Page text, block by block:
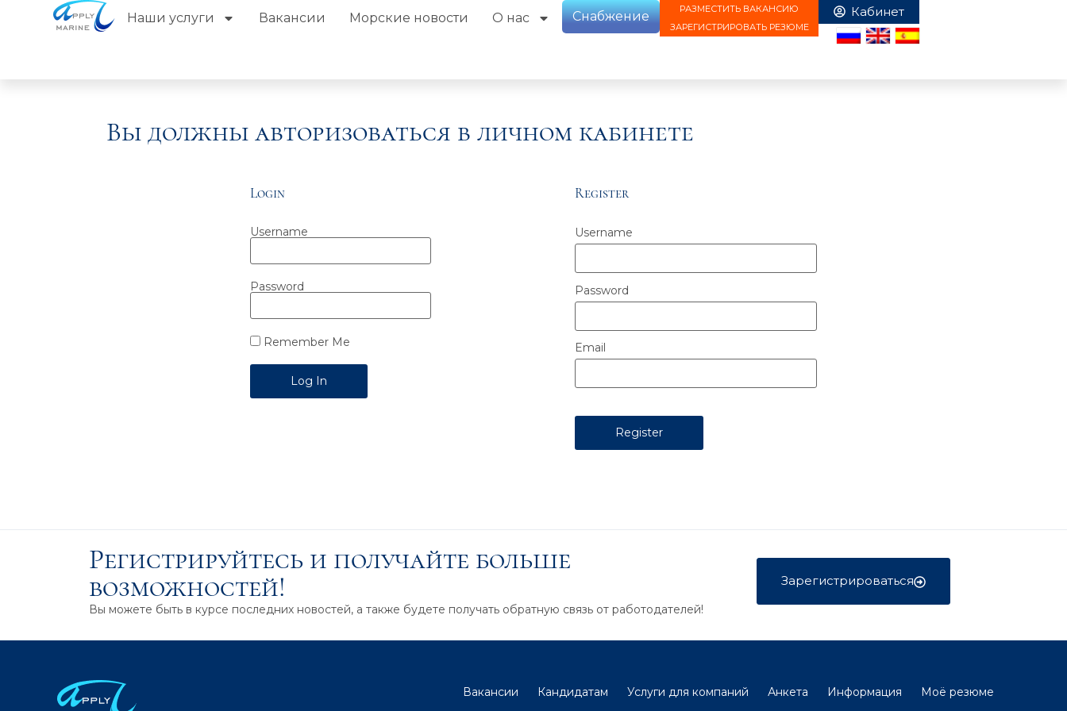
Наши услуги Вакансии Морские новости О нас Снабжение
РАЗМЕСТИТЬ ВАКАНСИЮ
ЗАРЕГИСТРИРОВАТЬ РЕЗЮМЕ
Вы должны авторизоваться в личном кабинете
Login
Username
Password
Remember Me
Register
Username
Password
Email
Регистрируйтесь и получайте больше
возможностей!
Вы можете быть в курсе последних новостей, а также будете получать обратную связь от работодателей!
Зарегистрироваться
Вакансии Кандидатам Услуги для компаний Анкета Информация
Моё резюме